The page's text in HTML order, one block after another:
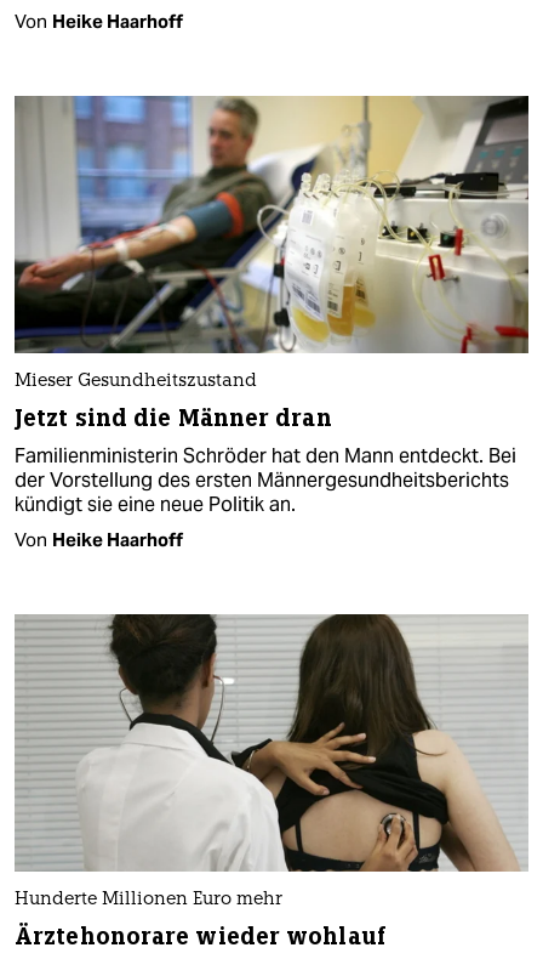
Von Heike Haarhoff
Mieser Gesundheitszustand
Jetzt sind die Männer dran
Familienministerin Schröder hat den Mann entdeckt. Bei
der Vorstellung des ersten Männergesundheitsberichts
kündigt sie eine neue Politik an.
Von Heike Haarhoff
Hunderte Millionen Euro mehr
Ärztehonorare wieder wohlauf